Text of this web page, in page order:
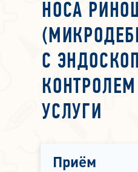
НОСА
С
УСЛУГИ
Приём